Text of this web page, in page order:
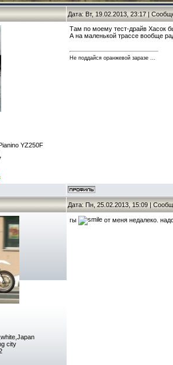
Дата: Вт, 19.02.2013, 23:17 |
YZ250F
Там по моему тест-драйв Хасок
А на маленькой трассе вообще
Не поддайся оранжевой заразе ...
Дата: Пн, 25.02.2013, 15:09 |
city
гы от меня недалеко.